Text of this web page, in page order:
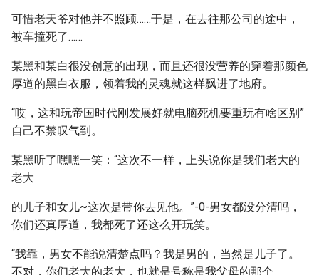
可惜老天爷对他并不照顾……于是，在去往那公司的途中，
被车撞死了……
某黑和某白很没创意的出现，而且还很没营养的穿着那颜色
厚道的黑白衣服，领着我的灵魂就这样飘进了地府。
“哎，这和玩帝国时代刚发展好就电脑死机要重玩有啥区别”
自己不禁叹气到。
某黑听了嘿嘿一笑：“这次不一样，上头说你是我们老大的
老大
的儿子和女儿~这次是带你去见他。”-0-男女都没分清吗，
你们还真厚道，我都死了还这么开玩笑。
“我靠，男女不能说清楚点吗？我是男的，当然是儿子了。
不对，你们老大的老大，也就是号称是我父母的那个